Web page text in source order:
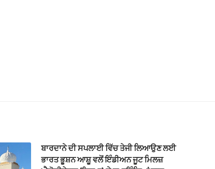
ਬਾਰਦਾਨੇ ਦੀ ਸਪਲਾਈ ਵਿੱਚ ਤੇਜੀ ਲਿਆਉਣ ਲਈ
ਭਾਰਤ ਭੂਸ਼ਨ ਆਸ਼ੂ ਵਲੋਂ ਇੰਡੀਅਨ ਜੂਟ ਮਿਲਜ਼